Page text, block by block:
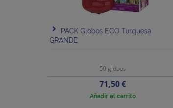
PACK Globos ECO Turquesa
GRANDE
50 globos
Precio
71,50 €
Añadir al carrito